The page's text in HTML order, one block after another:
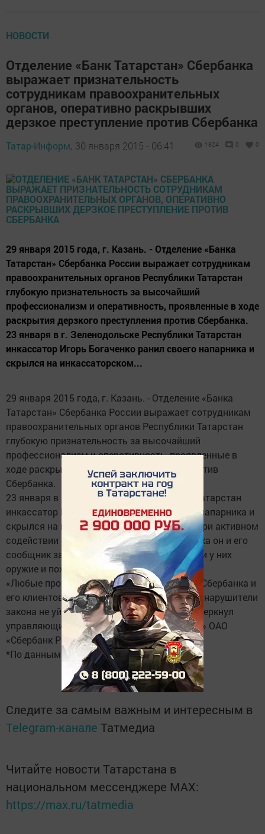
НОВОСТИ
Отделение «Банк Татарстан» Сбербанка
выражает признательность
сотрудникам правоохранительных
органов, оперативно раскрывших
дерзкое преступление против Сбербанка
Татар-Информ, 30 января 2015 - 06:41 1324 0 0
29 января 2015 года, г. Казань. - Отделение «Банка
Татарстан» Сбербанка России выражает сотрудникам
правоохранительных органов Республики Татарстан
глубокую признательность за высочайший
профессионализм и оперативность, проявленные в ходе
раскрытия дерзкого преступления против Сбербанка.
23 января в г. Зеленодольске Республики Татарстан
инкассатор Игорь Богаченко ранил своего напарника и
скрылся на инкассаторском...
29 января 2015 года, г. Казань. - Отделение «Банка
Татарстан» Сбербанка России выражает сотрудникам
правоохранительных органов Республики Татарстан
глубокую признательность за высочайший
профессионализм и оперативность, проявленные в
ходе раскрытия дерзкого преступления против
Сбербанка.
23 января в г. Зеленодольске Республики Татарстан
инкассатор Игорь Богаченко ранил своего напарника и
скрылся на инкассаторском автомобиле. При активном
содействии службы безопасности Сбербанка он и его
сообщник задержаны. Оперативники изъяли у них
оружие и похищенные денежные средства.*
«Любые противоправные действия против Сбербанка и
его клиентов будут неизбежно пресекаться, нарушители
закона не уйдут от ответственности», - подчеркнул
управляющий отделением «Банк Татарстан» ОАО
«Сбербанк России» Рушан Сахбиев.
*По данным mvd.tatarstan.ru
Следите за самым важным и интересным в
Telegram-канале Татмедиа
Читайте новости Татарстана в
национальном мессенджере MАХ:
https://max.ru/tatmedia